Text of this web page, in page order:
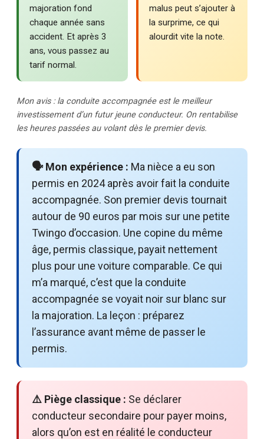
majoration fond
chaque année sans
accident. Et après 3
ans, vous passez au
tarif normal.
malus peut s’ajouter à
la surprime, ce qui
alourdit vite la note.
Mon avis : la conduite accompagnée est le meilleur
investissement d’un futur jeune conducteur. On rentabilise
les heures passées au volant dès le premier devis.
🗣️ Mon expérience : Ma nièce a eu son
permis en 2024 après avoir fait la conduite
accompagnée. Son premier devis tournait
autour de 90 euros par mois sur une petite
Twingo d’occasion. Une copine du même
âge, permis classique, payait nettement
plus pour une voiture comparable. Ce qui
m’a marqué, c’est que la conduite
accompagnée se voyait noir sur blanc sur
la majoration. La leçon : préparez
l’assurance avant même de passer le
permis.
⚠️ Piège classique : Se déclarer
conducteur secondaire pour payer moins,
alors qu’on est en réalité le conducteur